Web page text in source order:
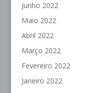
Junho 2022
Maio 2022
Abril 2022
Março 2022
Fevereiro 2022
Janeiro 2022